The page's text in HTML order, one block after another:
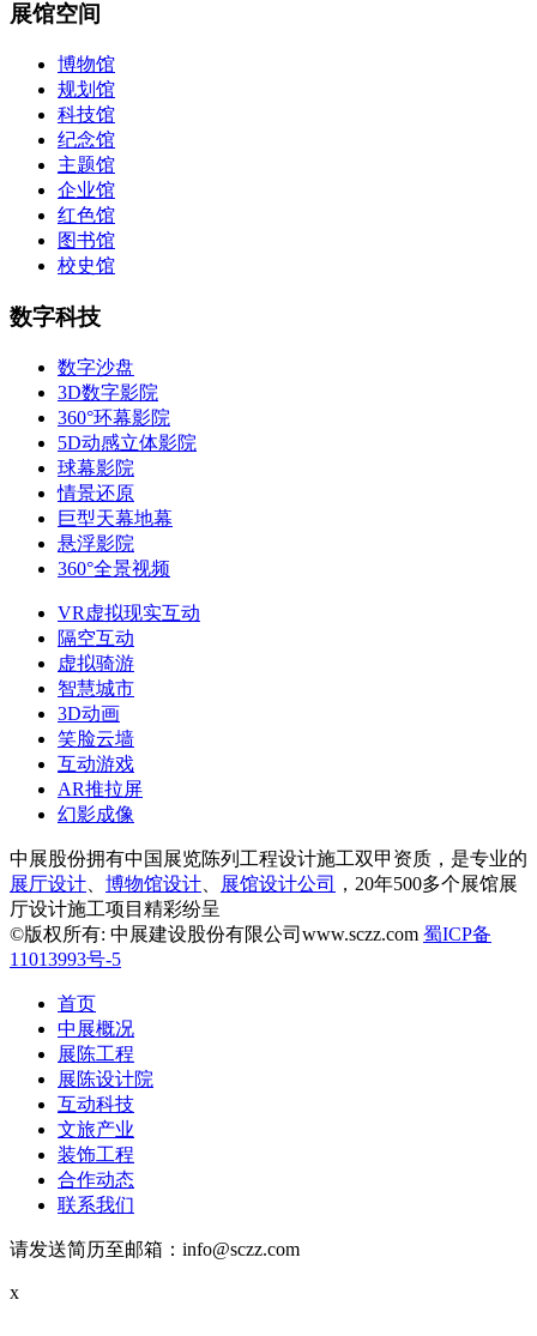
展馆空间
博物馆
规划馆
科技馆
纪念馆
主题馆
企业馆
红色馆
图书馆
校史馆
数字科技
数字沙盘
3D数字影院
360°环幕影院
5D动感立体影院
球幕影院
情景还原
巨型天幕地幕
悬浮影院
360°全景视频
VR虚拟现实互动
隔空互动
虚拟骑游
智慧城市
3D动画
笑脸云墙
互动游戏
AR推拉屏
幻影成像
中展股份拥有中国展览陈列工程设计施工双甲资质，是专业的
展厅设计
博物馆设计 展馆设计公司
，20年500多个展馆展
厅设计施工项目精彩纷呈
©版权所有: 中展建设股份有限公司www.sczz.com 蜀ICP备
11013993号-5
首页
中展概况
展陈工程
展陈设计院
互动科技
文旅产业
装饰工程
合作动态
联系我们
请发送简历至邮箱：info@sczz.com
x